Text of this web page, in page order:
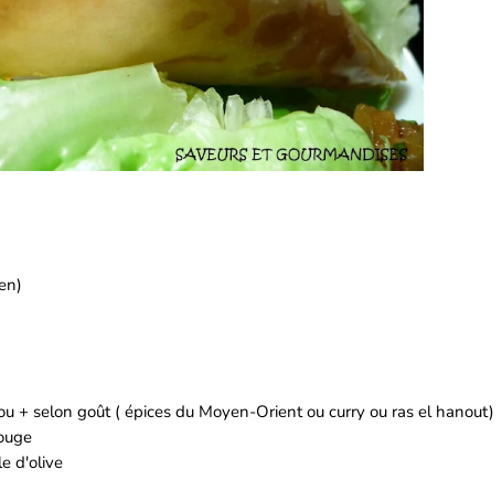
+ selon goût ( épices du Moyen-Orient ou curry ou ras el hanout)
d'olive